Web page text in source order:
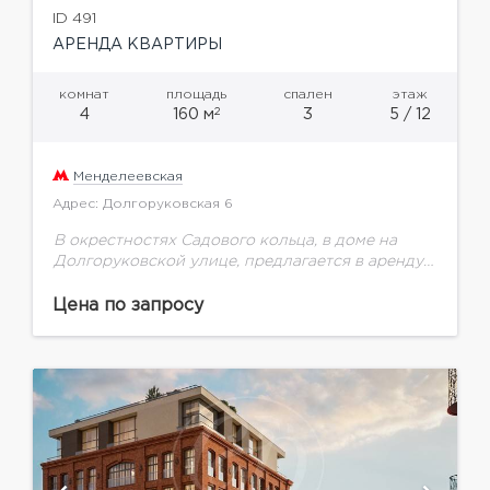
ID 491
АРЕНДА КВАРТИРЫ
комнат
4
площадь
160 м2
спален
3
этаж
5 / 12
Менделеевская
Адрес: Долгоруковская 6
В окрестностях Садового кольца, в доме на
Долгоруковской улице, предлагается в аренду
Планировка удобна и функциональна: 37 кв.м -
Цена по запросу